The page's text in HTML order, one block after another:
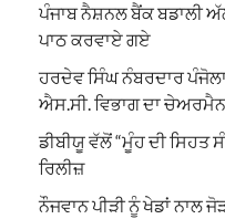
ਪੰਜਾਬ ਨੈਸ਼ਨਲ ਬੈਂਕ ਬਡਾਲੀ
ਪਾਠ ਕਰਵਾਏ ਗਏ
ਹਰਦੇਵ ਸਿੰਘ ਨੰਬਰਦਾਰ
ਐਸ.ਸੀ. ਵਿਭਾਗ ਦਾ
ਡੀਬੀਯੂ ਵੱਲੋਂ “ਮੂੰਹ ਦੀ
ਰਿਲੀਜ਼
ਨੌਜਵਾਨ ਪੀੜੀ ਨੂੰ ਖੇਡਾਂ ਨਾਲ